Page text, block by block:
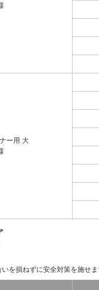
ー用 大
を損ねずに安全対策を施せ